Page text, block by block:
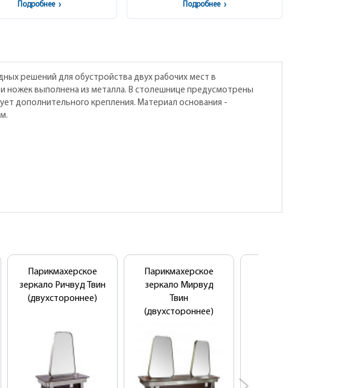
Подробнее › Подробнее ›
решений для обустройства двух рабочих мест в
ножек выполнена из металла. В столешнице предусмотрены
дополнительного крепления. Материал основания -
Парикмахерское
зеркало Ричвуд Твин
(двухстороннее)
Парикмахерское
зеркало Мирвуд
Твин
(двухстороннее)